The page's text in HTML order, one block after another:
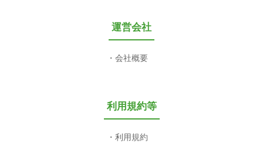
運営会社
会社概要
利用規約等
利用規約